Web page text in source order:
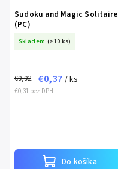
Sudoku and Magic Solitaire
(PC)
Skladem (>10 ks)
€0,31 bez DPH
€9,92 €0,37 / ks
Do košíka